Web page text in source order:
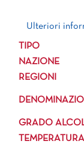
Ulteriori
Ulteriori
TIPO
NAZIONE
REGIONI
GRADO